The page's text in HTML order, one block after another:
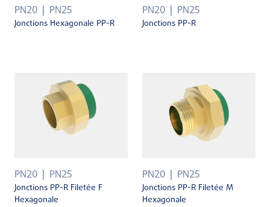
PN20 PN25
Jonctions Hexagonale PP-R
PN20 PN25
Jonctions PP-R
PN20 PN25
Jonctions PP-R Filetée F
Hexagonale
PN20 PN25
Jonctions PP-R Filetée M
Hexagonale